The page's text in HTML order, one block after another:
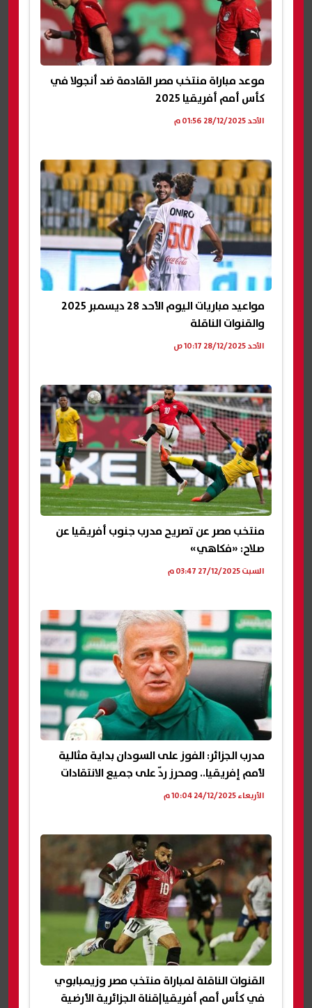
موعد مباراة منتخب مصر القادمة ضد أنجولا في
كأس أمم أفريقيا 2025
الأحد 28/12/2025 01:56 م
مواعيد مباريات اليوم الأحد 28 ديسمبر 2025
والقنوات الناقلة
الأحد 28/12/2025 10:17 ص
منتخب مصر عن تصريح مدرب جنوب أفريقيا عن
صلاح: «فكاهي»
السبت 27/12/2025 03:47 م
مدرب الجزائر: الفوز على السودان بداية مثالية
لأمم إفريقيا.. ومحرز ردّ على جميع الانتقادات
الأربعاء 24/12/2025 10:04 م
القنوات الناقلة لمباراة منتخب مصر وزيمبابوي
في كأس أمم أفريقيا|قناة الجزائرية الأرضية